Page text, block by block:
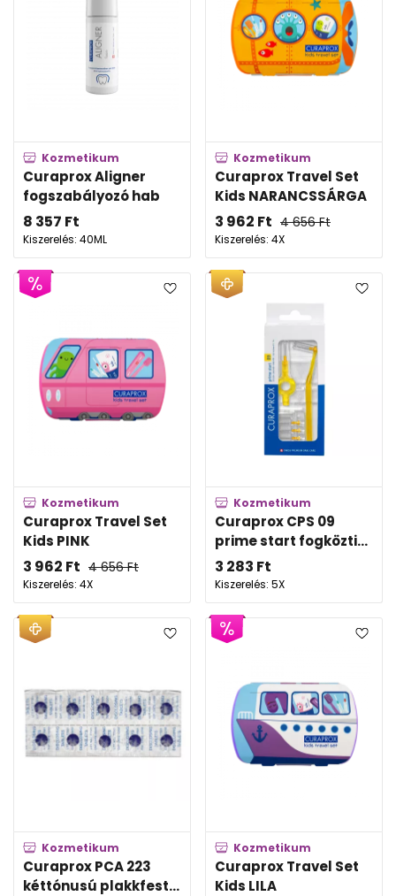
Kozmetikum
Curaprox Aligner
fogszabályozó hab
8 357 Ft
Kiszerelés: 40ML
Kozmetikum
Curaprox Travel Set
Kids NARANCSSÁRGA
3 962 Ft 4 656Ft
Kiszerelés: 4X
Kozmetikum
Curaprox Travel Set
Kids PINK
3 962 Ft 4 656Ft
Kiszerelés: 4X
Kozmetikum
Curaprox CPS 09
prime start fogközti...
3 283 Ft
Kiszerelés: 5X
Kozmetikum
Curaprox PCA 223
kéttónusú plakkfest...
Kozmetikum
Curaprox Travel Set
Kids LILA